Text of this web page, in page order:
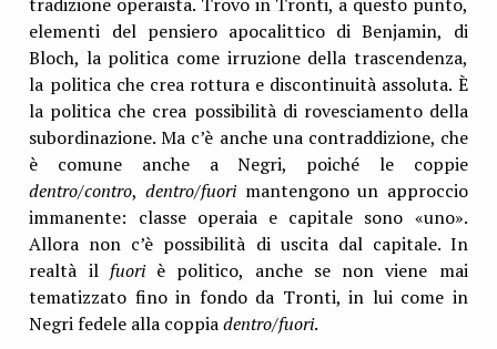
tradizione operaista. Trovo in Tronti, a questo punto,
elementi del pensiero apocalittico di Benjamin, di
Bloch, la politica come irruzione della trascendenza,
la politica che crea rottura e discontinuità assoluta. È
la politica che crea possibilità di rovesciamento della
subordinazione. Ma c’è anche una contraddizione, che
è comune anche a Negri, poiché le coppie
dentro/contro, dentro/fuori mantengono un approccio
immanente: classe operaia e capitale sono «uno».
Allora non c’è possibilità di uscita dal capitale. In
realtà il fuoriè politico, anche se non viene mai
tematizzato fino in fondo da Tronti, in lui come in
Negri fedele alla coppiadentro/fuori.